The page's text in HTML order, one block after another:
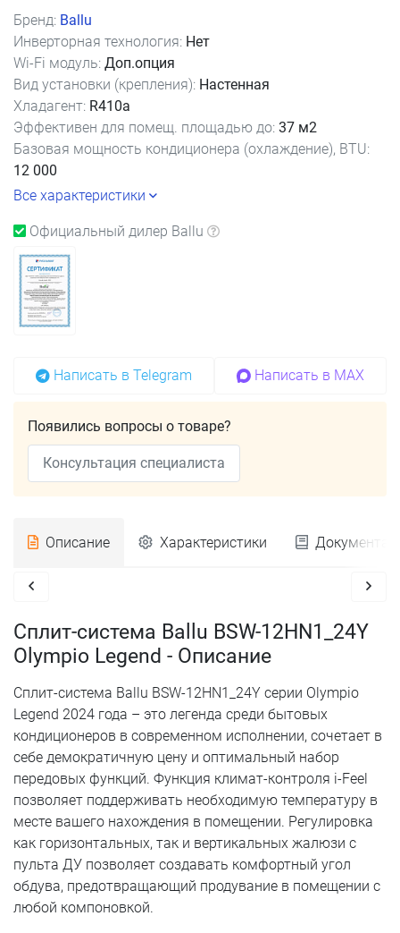
Бренд: Ballu
Инверторная технология: Нет
Wi-Fi модуль: Доп.опция
Вид установки (крепления): Настенная
Хладагент: R410a
Эффективен для помещ. площадью до: 37 м2
Базовая мощность кондиционера (охлаждение), BTU:
12 000
Все характеристики
Официальный дилер Ballu
Написать в Telegram Написать в MAX
Появились вопросы о товаре?
Консультация специалиста
Описание Характеристики
Сплит-система Ballu BSW-12HN1_24Y
Olympio Legend - Описание
Сплит-система Ballu BSW-12HN1_24Y серии Olympio
Legend 2024 года – это легенда среди бытовых
кондиционеров в современном исполнении, сочетает в
себе демократичную цену и оптимальный набор
передовых функций. Функция климат-контроля i-Feel
позволяет поддерживать необходимую температуру в
месте вашего нахождения в помещении. Регулировка
как горизонтальных, так и вертикальных жалюзи с
пульта ДУ позволяет создавать комфортный угол
обдува, предотвращающий продувание в помещении с
любой компоновкой.